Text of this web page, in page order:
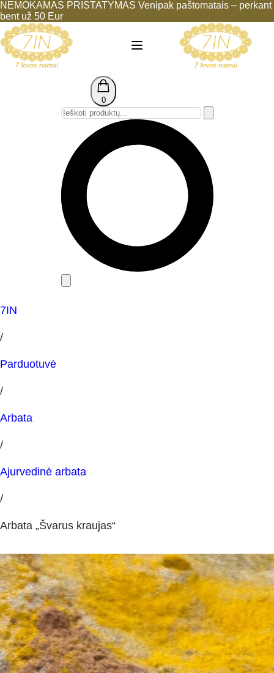
NEMOKAMAS PRISTATYMAS Venipak paštomatais – perkant
bent už 50 Eur
0
7IN
/
Parduotuvė
/
Arbata
/
Ajurvedinė arbata
/
Arbata „Švarus kraujas“